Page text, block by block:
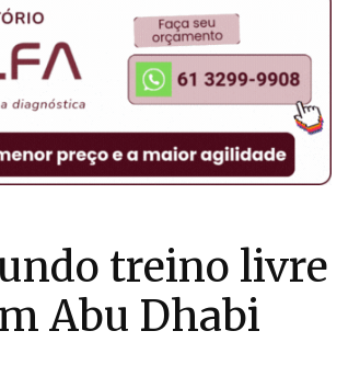
treino livre
Abu Dhabi